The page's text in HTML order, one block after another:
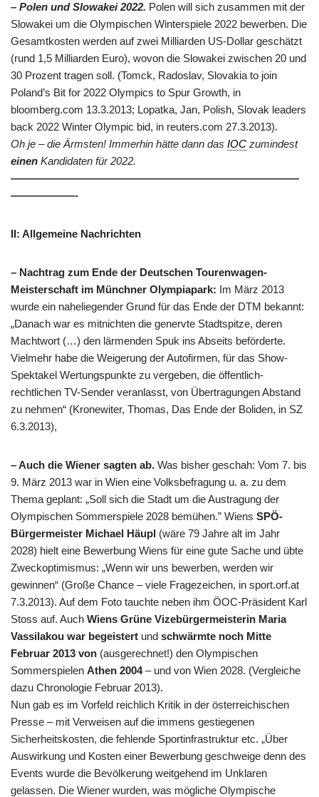
– Polen und Slowakei 2022. Polen will sich zusammen mit der
Slowakei um die Olympischen Winterspiele 2022 bewerben. Die
Gesamtkosten werden auf zwei Milliarden US-Dollar geschätzt
(rund 1,5 Milliarden Euro), wovon die Slowakei zwischen 20 und
30 Prozent tragen soll. (Tomck, Radoslav, Slovakia to join
Poland’s Bit for 2022 Olympics to Spur Growth, in
bloomberg.com 13.3.2013; Lopatka, Jan, Polish, Slovak leaders
back 2022 Winter Olympic bid, in reuters.com 27.3.2013).
Oh je – die Ärmsten! Immerhin hätte dann das IOC zumindest
einen Kandidaten für 2022.
———————————————————————————
——————-
II: Allgemeine Nachrichten
– Nachtrag zum Ende der Deutschen Tourenwagen-
Meisterschaft im Münchner Olympiapark: Im März 2013
wurde ein naheliegender Grund für das Ende der DTM bekannt:
„Danach war es mitnichten die genervte Stadtspitze, deren
Machtwort (…) den lärmenden Spuk ins Abseits beförderte.
Vielmehr habe die Weigerung der Autofirmen, für das Show-
Spektakel Wertungspunkte zu vergeben, die öffentlich-
rechtlichen TV-Sender veranlasst, von Übertragungen Abstand
zu nehmen“ (Kronewiter, Thomas, Das Ende der Boliden, in SZ
6.3.2013),
– Auch die Wiener sagten ab. Was bisher geschah: Vom 7. bis
9. März 2013 war in Wien eine Volksbefragung u. a. zu dem
Thema geplant: „Soll sich die Stadt um die Austragung der
Olympischen Sommerspiele 2028 bemühen.” Wiens SPÖ-
Bürgermeister Michael Häupl (wäre 79 Jahre alt im Jahr
2028) hielt eine Bewerbung Wiens für eine gute Sache und übte
Zweckoptimismus: „Wenn wir uns bewerben, werden wir
gewinnen“ (Große Chance – viele Fragezeichen, in sport.orf.at
7.3.2013). Auf dem Foto tauchte neben ihm ÖOC-Präsident Karl
Stoss auf. Auch Wiens Grüne Vizebürgermeisterin Maria
Vassilakou war begeistert und schwärmte noch Mitte
Februar 2013 von (ausgerechnet!) den Olympischen
Sommerspielen Athen 2004– und von Wien 2028. (Vergleiche
dazu Chronologie Februar 2013).
Nun gab es im Vorfeld reichlich Kritik in der österreichischen
Presse – mit Verweisen auf die immens gestiegenen
Sicherheitskosten, die fehlende Sportinfrastruktur etc. „Über
Auswirkung und Kosten einer Bewerbung geschweige denn des
Events wurde die Bevölkerung weitgehend im Unklaren
gelassen. Die Wiener wurden, was mögliche Olympische